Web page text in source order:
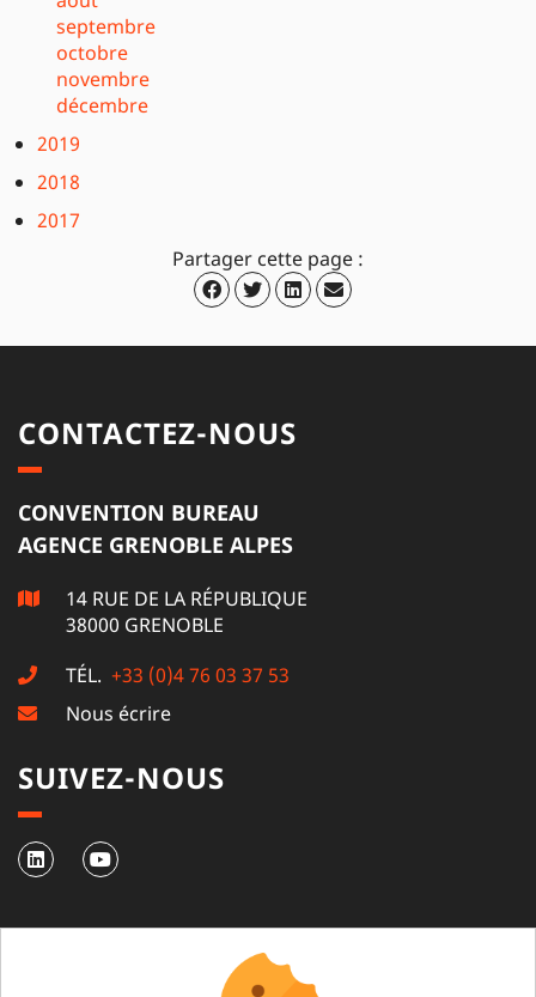
septembre
octobre
novembre
décembre
2019
2018
2017
Partager cette page :
CONTACTEZ-NOUS
CONVENTION BUREAU
AGENCE GRENOBLE ALPES
14 RUE DE LA RÉPUBLIQUE
38000 GRENOBLE
TÉL. +33 (0)4 76 03 37 53
Nous écrire
SUIVEZ-NOUS
NEWSLETTER